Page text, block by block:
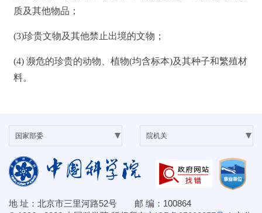
质及其他物品；
(3)珍贵文物及其他禁止出境的文物；
(4) 濒危的珍贵的动物、植物(均含标本)及其种子和繁殖材
料。
地 址：北京市三里河路52号 邮 编：100864